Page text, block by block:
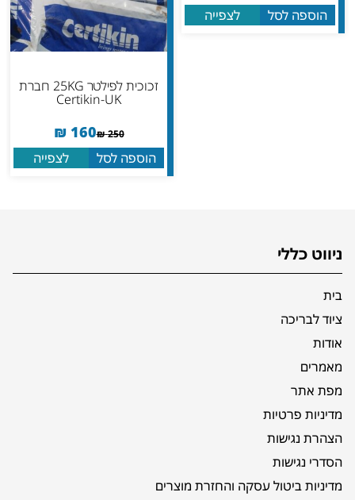
הוספה לסל לצפייה
זכוכית לפילטר 25KG חברת
Certikin-UK
250
₪
160
₪
הוספה לסל לצפייה
ניווט כללי
בית
ציוד לבריכה
אודות
מאמרים
מפת אתר
מדיניות פרטיות
הצהרת נגישות
הסדרי נגישות
מדיניות ביטול עסקה והחזרת מוצרים